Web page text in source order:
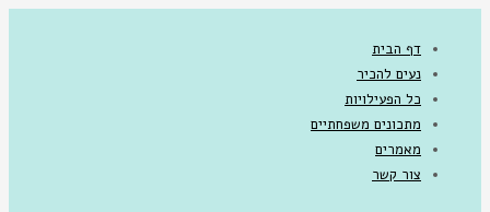
דף הבית
נעים להכיר
כל הפעילויות
מתכונים משפחתיים
מאמרים
צור קשר